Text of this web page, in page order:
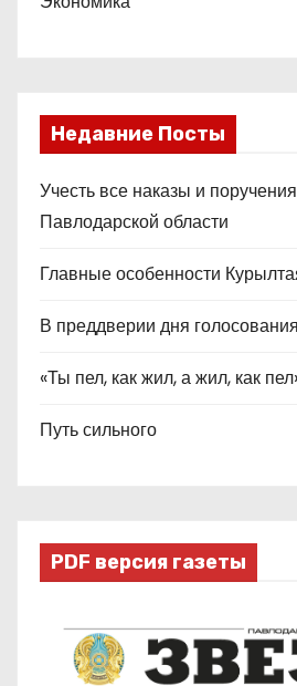
Недавние Посты
Учесть все наказы и
Павлодарской области
Главные особенности
В преддверии дня голосования
«Ты пел, как жил, а жил, как
Путь сильного
PDF версия газеты